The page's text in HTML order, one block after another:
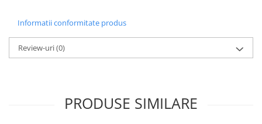
Informatii conformitate produs
Review-uri(0)
PRODUSE SIMILARE